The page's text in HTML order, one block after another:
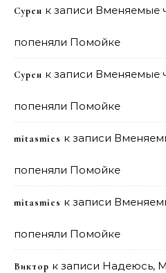
Сурен к записи Вменяемые
попеняли Помойке
Сурен к записи Вменяемые
попеняли Помойке
mitasmies к записи
попеняли Помойке
mitasmies к записи
попеняли Помойке
Виктор к записи Надеюсь,